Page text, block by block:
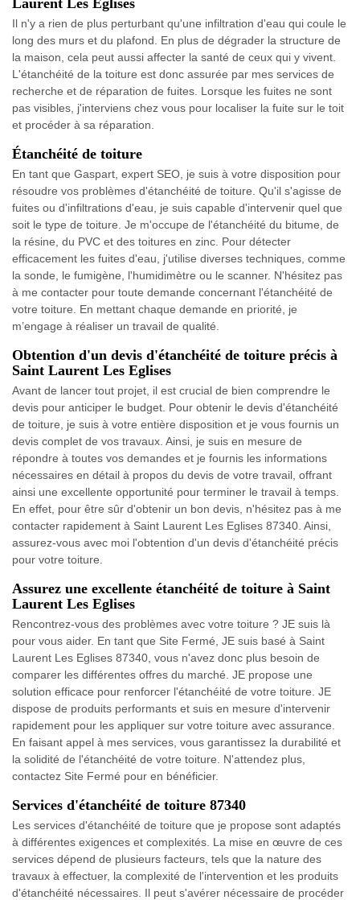
Il n'y a rien de plus perturbant qu'une infiltration d'eau qui coule le
long des murs et du plafond. En plus de dégrader la structure de
la maison, cela peut aussi affecter la santé de ceux qui y vivent.
L'étanchéité de la toiture est donc assurée par mes services de
recherche et de réparation de fuites. Lorsque les fuites ne sont
pas visibles, j'interviens chez vous pour localiser la fuite sur le toit
et procéder à sa réparation.
Étanchéité de toiture
En tant que Gaspart, expert SEO, je suis à votre disposition pour
résoudre vos problèmes d'étanchéité de toiture. Qu'il s'agisse de
fuites ou d'infiltrations d'eau, je suis capable d'intervenir quel que
soit le type de toiture. Je m'occupe de l'étanchéité du bitume, de
la résine, du PVC et des toitures en zinc. Pour détecter
efficacement les fuites d'eau, j'utilise diverses techniques, comme
la sonde, le fumigène, l'humidimètre ou le scanner. N'hésitez pas
à me contacter pour toute demande concernant l'étanchéité de
votre toiture. En mettant chaque demande en priorité, je
m’engage à réaliser un travail de qualité.
Obtention d'un devis d'étanchéité de toiture précis à
Saint Laurent Les Eglises
Avant de lancer tout projet, il est crucial de bien comprendre le
devis pour anticiper le budget. Pour obtenir le devis d'étanchéité
de toiture, je suis à votre entière disposition et je vous fournis un
devis complet de vos travaux. Ainsi, je suis en mesure de
répondre à toutes vos demandes et je fournis les informations
nécessaires en détail à propos du devis de votre travail, offrant
ainsi une excellente opportunité pour terminer le travail à temps.
En effet, pour être sûr d'obtenir un bon devis, n'hésitez pas à me
contacter rapidement à Saint Laurent Les Eglises 87340. Ainsi,
assurez-vous avec moi l'obtention d'un devis d'étanchéité précis
pour votre toiture.
Assurez une excellente étanchéité de toiture à Saint
Laurent Les Eglises
Rencontrez-vous des problèmes avec votre toiture ? JE suis là
pour vous aider. En tant que Site Fermé, JE suis basé à Saint
Laurent Les Eglises 87340, vous n'avez donc plus besoin de
comparer les différentes offres du marché. JE propose une
solution efficace pour renforcer l'étanchéité de votre toiture. JE
dispose de produits performants et suis en mesure d'intervenir
rapidement pour les appliquer sur votre toiture avec assurance.
En faisant appel à mes services, vous garantissez la durabilité et
la solidité de l'étanchéité de votre toiture. N'attendez plus,
contactez Site Fermé pour en bénéficier.
Services d'étanchéité de toiture 87340
Les services d'étanchéité de toiture que je propose sont adaptés
à différentes exigences et complexités. La mise en œuvre de ces
services dépend de plusieurs facteurs, tels que la nature des
travaux à effectuer, la complexité de l'intervention et les produits
d'étanchéité nécessaires. Il peut s'avérer nécessaire de procéder